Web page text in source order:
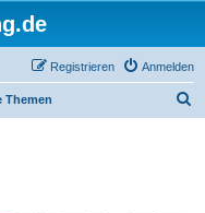
Anmelden
Registrieren
Themen